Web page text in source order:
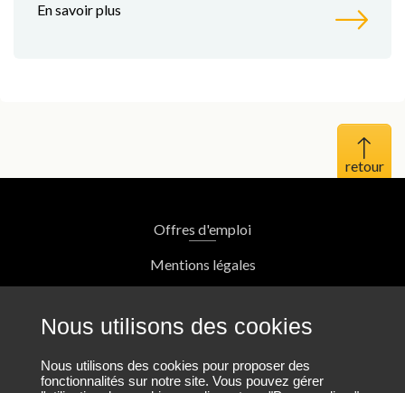
Nous utilisons des cookies
Nous utilisons des cookies pour proposer des
fonctionnalités sur notre site. Vous pouvez gérer
En savoir plus
Haut
Offres d'emploi
Mentions légales
Plan du site